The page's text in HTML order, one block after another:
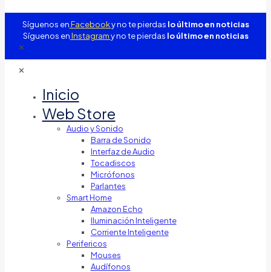
Síguenos enFacebooky no te pierdas lo último en noticias
Síguenos enInstagramy no te pierdas lo último en noticias
✕
✕
Inicio
Web Store
Audio y Sonido
Barra de Sonido
Interfaz de Audio
Tocadiscos
Micrófonos
Parlantes
Smart Home
Amazon Echo
Iluminación Inteligente
Corriente Inteligente
Perifericos
Mouses
Audífonos